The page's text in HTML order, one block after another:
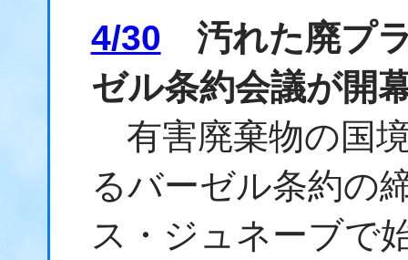
4/30 汚れた廃プ
ゼル条約会議が開
有害廃棄物の国
るバーゼル条約の
ス・ジュネーブで